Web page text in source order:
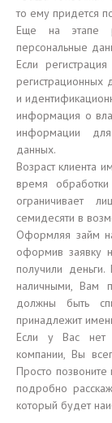
то ему придется
Еще на этапе
персональные
Если
регистрационных
и
информация о
информации
данных.
Возраст клиента
время обработки
ограничивает
семидесяти в
Оформляя займ
оформив заявку
получили
наличными, Вам
должны быть
принадлежит
Если у Вас нет
компании, Вы
Просто
подробно
который будет